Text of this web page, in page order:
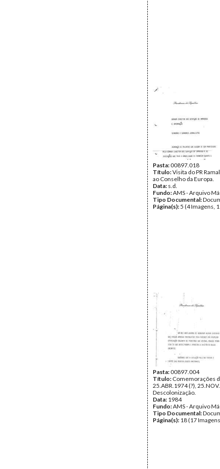
Pasta:00897.018
Título:Visita do PR
ao Conselho da Europa.
Data: s.d.
Fundo:AMS - Arquivo
Tipo Documental:
Página(s):5 (4 Imagens,
Pasta:00897.004
Título: Comemorações
25.ABR.1974 (?),
Descolonização.
Data: 1984
Fundo:AMS - Arquivo
Tipo Documental:
Página(s): 18 (17